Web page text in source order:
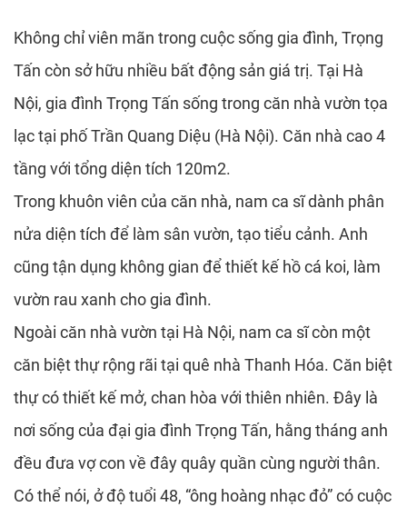
Không chỉ viên mãn trong cuộc sống gia đình, Trọng
Tấn còn sở hữu nhiều bất động sản giá trị. Tại Hà
Nội, gia đình Trọng Tấn sống trong căn nhà vườn tọa
lạc tại phố Trần Quang Diệu (Hà Nội). Căn nhà cao 4
tầng với tổng diện tích 120m2.
Trong khuôn viên của căn nhà, nam ca sĩ dành phân
nửa diện tích để làm sân vườn, tạo tiểu cảnh. Anh
cũng tận dụng không gian để thiết kế hồ cá koi, làm
vườn rau xanh cho gia đình.
Ngoài căn nhà vườn tại Hà Nội, nam ca sĩ còn một
căn biệt thự rộng rãi tại quê nhà Thanh Hóa. Căn biệt
thự có thiết kế mở, chan hòa với thiên nhiên. Đây là
nơi sống của đại gia đình Trọng Tấn, hằng tháng anh
đều đưa vợ con về đây quây quần cùng người thân.
Có thể nói, ở độ tuổi 48, “ông hoàng nhạc đỏ” có cuộc